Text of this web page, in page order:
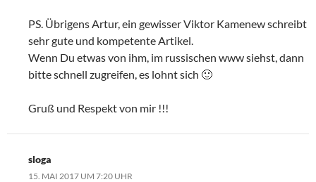
PS. Übrigens Artur, ein gewisser Viktor Kamenew schreibt
sehr gute und kompetente Artikel.
Wenn Du etwas von ihm, im russischen www siehst, dann
bitte schnell zugreifen, es lohnt sich 🙂
Gruß und Respekt von mir !!!
sloga
15. MAI 2017 UM 7:20 UHR